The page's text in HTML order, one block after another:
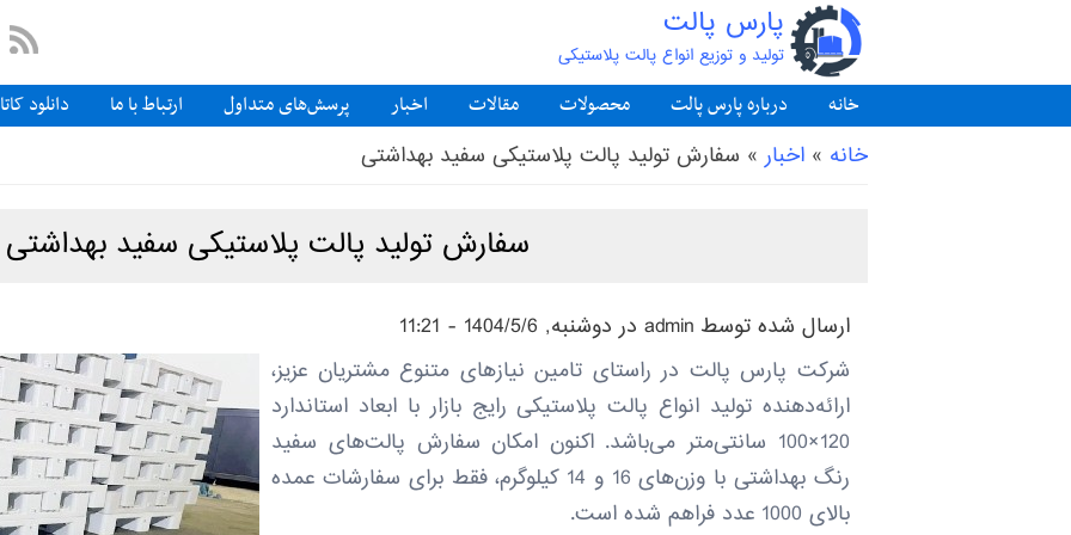
پارس پالت
تولید و توزیع انواع پالت پلاستیکی
خانه درباره پارس پالت محصولات مقالات اخبار پرسش‌های متداول ارتباط با ما دانلود
شما اینجا هستید
خانه » اخبار » سفارش تولید پالت پلاستیکی سفید بهداشتی
سفارش تولید پالت پلاستیکی سفید بهداشتی
ارسال شده توسطadmin در دوشنبه, 1404/5/6 - 11:21
شرکت پارس پالت در راستای تامین نیازهای متنوع مشتریان عزیز،
ارائه‌دهنده تولید انواع پالت پلاستیکی رایج بازار با ابعاد استاندارد
120×100 سانتی‌متر می‌باشد. اکنون امکان سفارش پالت‌های سفید
رنگ بهداشتی با وزن‌های 16 و 14 کیلوگرم، فقط برای سفارشات عمده
بالای 1000 عدد فراهم شده است.